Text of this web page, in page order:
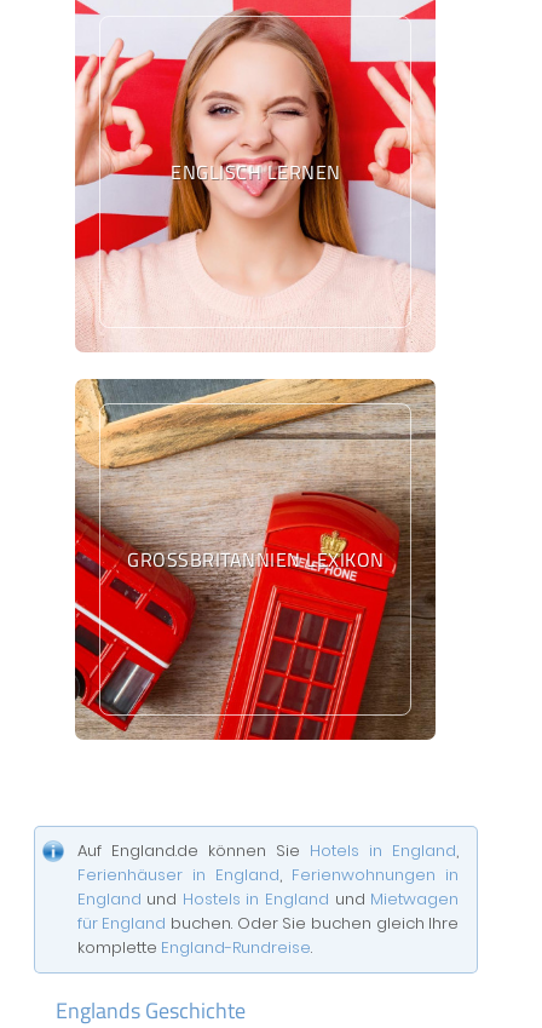
ENGLISCH LERNEN
GROSSBRITANNIEN LEXIKON
Auf England.de können Sie Hotels in England,
Ferienhäuser in England, Ferienwohnungen in
England und Hostels in England und Mietwagen
für England buchen. Oder Sie buchen gleich Ihre
komplette England-Rundreise.
Englands Geschichte